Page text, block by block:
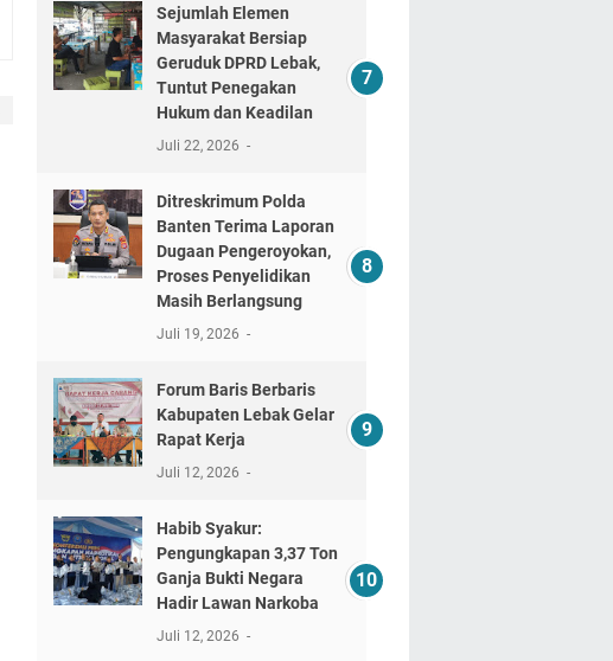
Sejumlah Elemen
Masyarakat Bersiap
Geruduk DPRD Lebak,
Tuntut Penegakan
Hukum dan Keadilan
Juli 22, 2026
Ditreskrimum Polda
Banten Terima Laporan
Dugaan Pengeroyokan,
Proses Penyelidikan
Masih Berlangsung
Juli 19, 2026
Forum Baris Berbaris
Kabupaten Lebak Gelar
Rapat Kerja
Juli 12, 2026
​Habib Syakur:
Pengungkapan 3,37 Ton
Ganja Bukti Negara
Hadir Lawan Narkoba
Juli 12, 2026